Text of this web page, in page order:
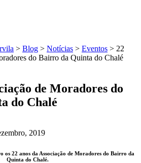
> Blog > Notícias > Eventos > 22
do Bairro da Quinta do Chalé
de Moradores do
do Chalé
2019
os 22 anos da Associação de Moradores do Bairro da
Quinta do Chalé.